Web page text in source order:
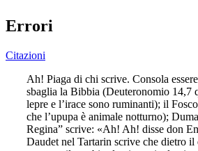
Errori
Citazioni
Ah! Piaga di chi scrive. Consola
sbaglia la Bibbia (Deuteronomio 14,7
lepre e l’irace sono ruminanti); il
che l’upupa è animale notturno);
Regina” scrive: «Ah! Ah! disse don
Daudet nel Tartarin scrive che dietro